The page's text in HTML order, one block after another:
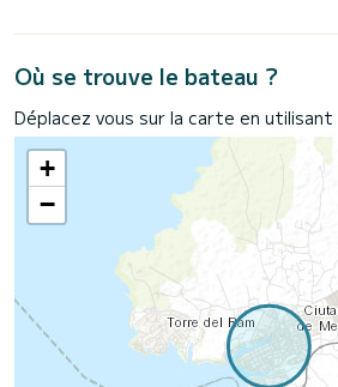
Où se trouve le bateau ?
Déplacez vous sur la carte en
+
−